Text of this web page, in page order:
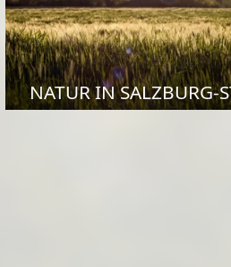
NATUR IN SALZBURG-